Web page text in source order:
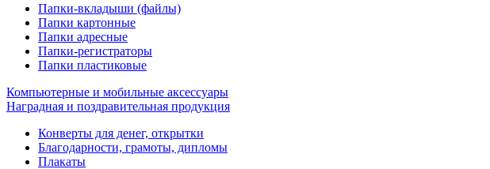
Папки-вкладыши (файлы)
Папки картонные
Папки адресные
Папки-регистраторы
Папки пластиковые
Компьютерные и мобильные аксессуары
Наградная и поздравительная продукция
Конверты для денег, открытки
Благодарности, грамоты, дипломы
Плакаты